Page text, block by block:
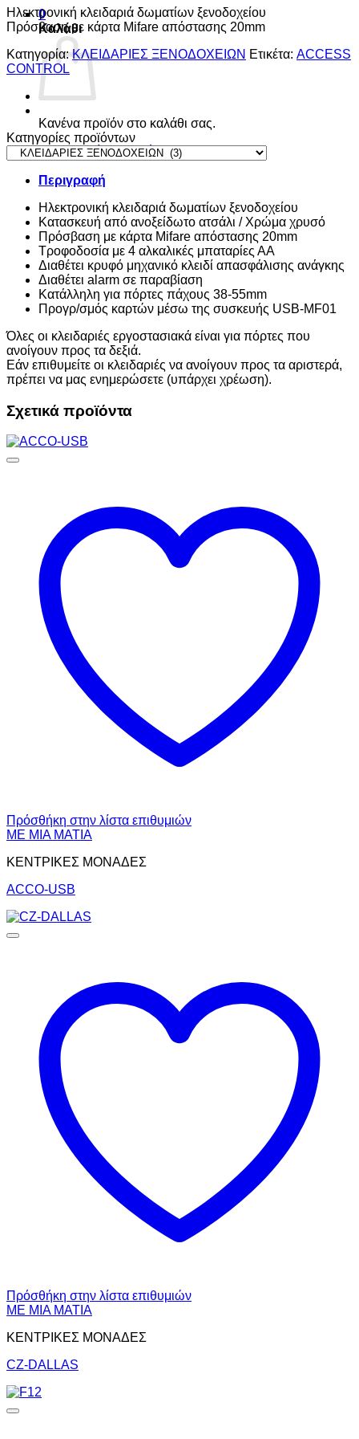
0
Καλάθι
Κανένα προϊόν στο καλάθι σας.
Επιστροφή στο κατάστημα
Ηλεκτρονική κλειδαριά δωματίων ξενοδοχείου
Πρόσβαση με κάρτα Mifare απόστασης 20mm
Κατηγορία:ΚΛΕΙΔΑΡΙΕΣ ΞΕΝΟΔΟΧΕΙΩΝ Ετικέτα: ACCESS
CONTROL
Κατηγορίες προϊόντων
Περιγραφή
Ηλεκτρονική κλειδαριά δωματίων ξενοδοχείου
Κατασκευή από ανοξείδωτο ατσάλι / Χρώμα χρυσό
Πρόσβαση με κάρτα Mifare απόστασης 20mm
Τροφοδοσία με 4 αλκαλικές μπαταρίες ΑΑ
Διαθέτει κρυφό μηχανικό κλειδί απασφάλισης ανάγκης
Διαθέτει alarm σε παραβίαση
Κατάλληλη για πόρτες πάχους 38-55mm
Προγρ/σμός καρτών μέσω της συσκευής USB-MF01
Όλες οι κλειδαριές εργοστασιακά είναι για πόρτες που
ανοίγουν προς τα δεξιά.
Εάν επιθυμείτε οι κλειδαριές να ανοίγουν προς τα αριστερά,
πρέπει να μας ενημερώσετε (υπάρχει χρέωση).
Σχετικά προϊόντα
Πρόσθήκη στην λίστα επιθυμιών
ΜΕ ΜΙΑ ΜΑΤΙΑ
ΚΕΝΤΡΙΚΕΣ ΜΟΝΑΔΕΣ
ACCO-USB
Πρόσθήκη στην λίστα επιθυμιών
ΜΕ ΜΙΑ ΜΑΤΙΑ
ΚΕΝΤΡΙΚΕΣ ΜΟΝΑΔΕΣ
CZ-DALLAS